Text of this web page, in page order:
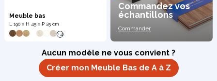
Meuble bas
L 190 x H 45 x P 25 cm
+4
Commandez vos
échantillons
Commander
Aucun modèle ne vous convient ?
Créer mon Meuble Bas de A à Z